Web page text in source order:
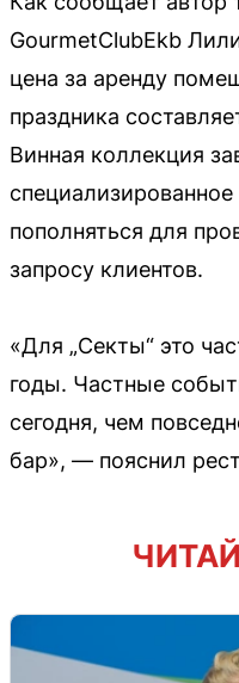
GourmetClubEkb
цена за аренду
праздника
Винная коллекция
пополняться для
запросу клиентов.
«Для „Секты“ это
годы. Частные
сегодня, чем
бар», — пояснил